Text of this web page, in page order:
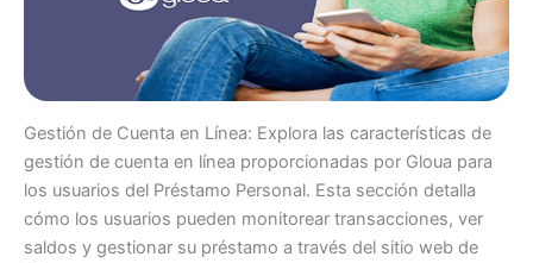
Gestión de Cuenta en Línea: Explora las características de
gestión de cuenta en línea proporcionadas por Gloua para
los usuarios del Préstamo Personal. Esta sección detalla
cómo los usuarios pueden monitorear transacciones, ver
saldos y gestionar su préstamo a través del sitio web de